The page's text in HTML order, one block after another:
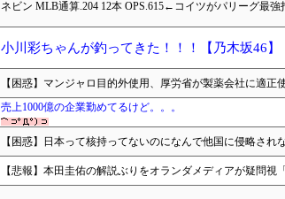
ネビン MLB通算.204 12本 OPS.615←コイツがパリーグ最
小川彩ちゃんが釣ってきた！！！【乃木坂46】
【困惑】マンジャロ目的外使用、厚労省が製薬会社に適正
売上1000億の企業勤めてるけど。。。
【困惑】日本って核持ってないのになんで他国に侵略され
【悲報】本田圭佑の解説ぶりをオランダメディアが疑問視